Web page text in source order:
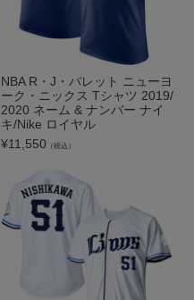
NBA R・J・バレット ニューヨ
ーク・ニックス Tシャツ 2019/
2020 ネーム & ナンバー ナイ
キ/Nike ロイヤル
¥11,550 （税込）